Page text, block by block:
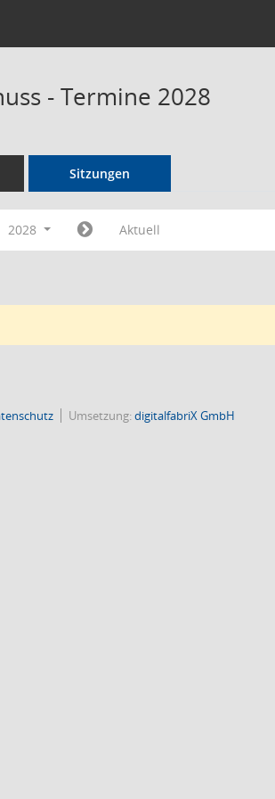
- Termine 2028
Sitzungen
2028 Aktuell
Umsetzung:digitalfabriX GmbH